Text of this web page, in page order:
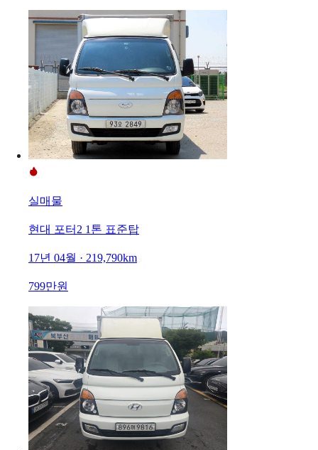
실매물
현대 포터2 1톤 표준탑
17년 04월 · 219,790km
799만원